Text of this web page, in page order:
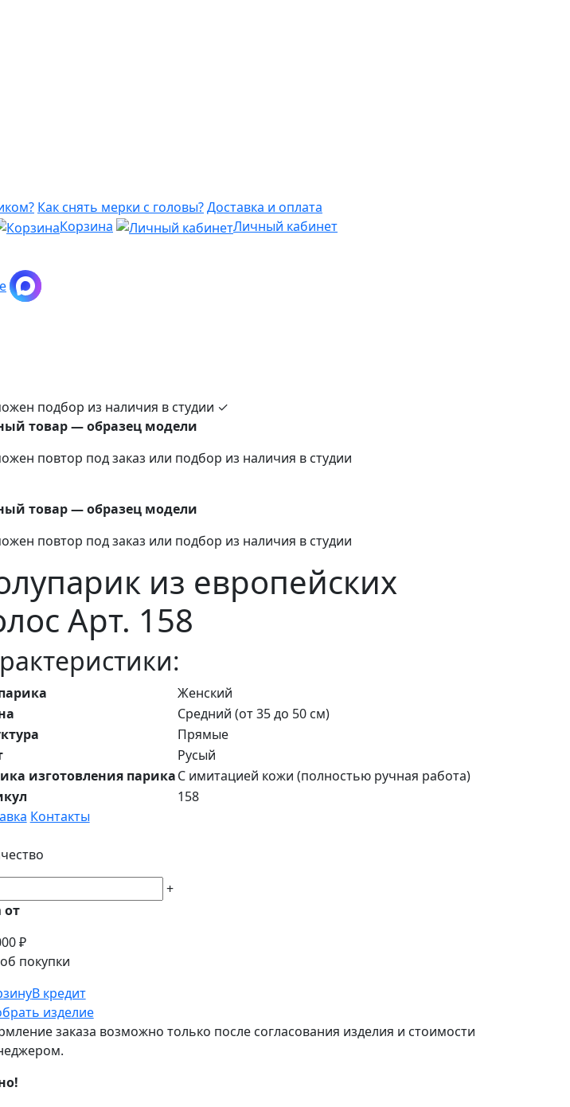
Как снять мерки с головы?Доставка и оплата
Корзина Личный кабинет
подбор из наличия в студии ✓
товар — образец модели
повтор под заказ или подбор из наличия в студии
товар — образец модели
повтор под заказ или подбор из наличия в студии
из европейских
Арт. 158
Женский
Средний (от 35 до 50 см)
Прямые
Русый
изготовления парикаС имитацией кожи (полностью ручная работа)
158
Контакты
+
от
₽
покупки
В кредит
изделие
заказа возможно только после согласования изделия и стоимости